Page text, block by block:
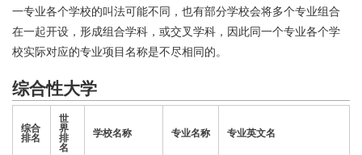
一专业各个学校的叫法可能不同，也有部分学校会将多个专业组合
在一起开设，形成组合学科，或交叉学科，因此同一个专业各个学
校实际对应的专业项目名称是不尽相同的。
综合性大学
综合
排名
世
界
排
名
学校名称 专业名称 专业英文名